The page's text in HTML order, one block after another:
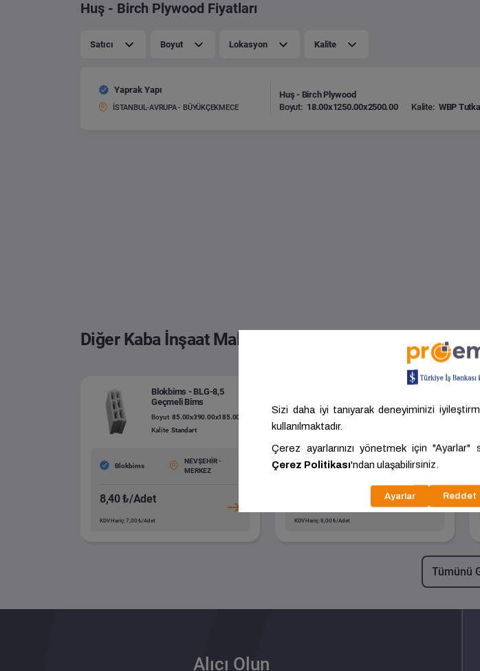
Huş - Birch Plywood Fiyatları
Satıcı Boyut Lokasyon Kalite
Yaprak Yapı
İSTANBUL-AVRUPA - BÜYÜKÇEKMECE
Huş - Birch Plywood
Boyut: 18.00x1250.00x2500.00 Kalite: WBP Tutkal
Diğer Kaba İnşaat Malzemeleri
Blokbims - BLG-8,5
Geçmeli Bims
Boyut 85.00x390.00x185.00
Kalite Standart
Blokbims
NEVŞEHİR -
MERKEZ
8,40 ₺/Adet
KDV Hariç: 7,00 ₺/Adet
Boyut
100.00x390.00x185.00
Blokbims
NEVŞEHİR -
MERKEZ
KDV Hariç: 8,00 ₺/Adet
Tümünü
Alıcı Olun